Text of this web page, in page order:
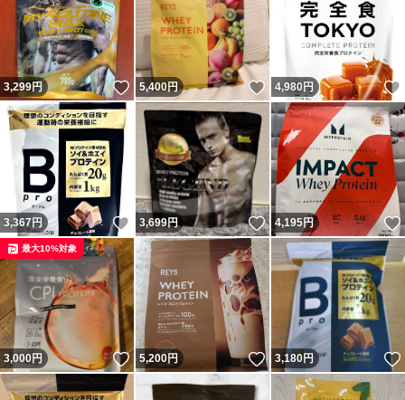
3,299円 いいね！
5,400円 いいね！
4,980 円
3,367 円 いいね！
3,699円 いいね！
4,195円
3,000円 いいね！
最大10%対象
5,200円 いいね！
3,180円